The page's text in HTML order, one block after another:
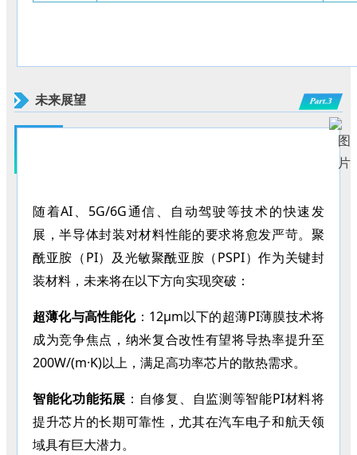
未来展望 Part.3
随着AI、5G/6G通信、自动驾驶等技术的快速发
展，半导体封装对材料性能的要求将愈发严苛。聚
酰亚胺（PI）及光敏聚酰亚胺（PSPI）作为关键封
装材料，未来将在以下方向实现突破：
超薄化与高性能化： 12μm以下的超薄PI薄膜技术将
成为竞争焦点，纳米复合改性有望将导热率提升至
200W/(m·K)以上，满足高功率芯片的散热需求。
智能化功能拓展 ：自修复、自监测等智能PI材料将
提升芯片的长期可靠性，尤其在汽车电子和航天领
域具有巨大潜力。